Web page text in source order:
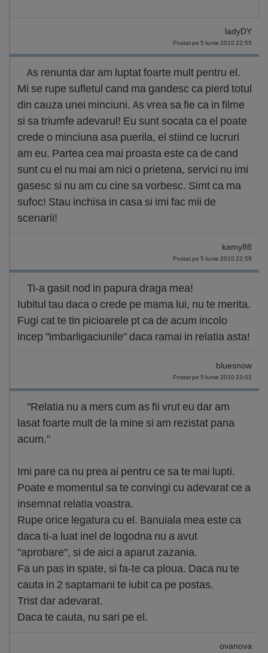
ladyDY
Postat pe 5 Iunie 2010 22:55
As renunta dar am luptat foarte mult pentru el.
Mi se rupe sufletul cand ma gandesc ca pierd totul
din cauza unei minciuni. As vrea sa fie ca in filme
si sa triumfe adevarul! Eu sunt socata ca el poate
crede o minciuna asa puerila, el stiind ce lucruri
am eu. Partea cea mai proasta este ca de cand
sunt cu el nu mai am nici o prietena, servici nu imi
gasesc si nu am cu cine sa vorbesc. Simt ca ma
sufoc! Stau inchisa in casa si imi fac mii de
scenarii!
kamy88
Postat pe 5 Iunie 2010 22:59
Ti-a gasit nod in papura draga mea!
Iubitul tau daca o crede pe mama lui, nu te merita.
Fugi cat te tin picioarele pt ca de acum incolo
incep "imbarligaciunile" daca ramai in relatia asta!
bluesnow
Postat pe 5 Iunie 2010 23:01
"Relatia nu a mers cum as fii vrut eu dar am
lasat foarte mult de la mine si am rezistat pana
acum."
Imi pare ca nu prea ai pentru ce sa te mai lupti.
Poate e momentul sa te convingi cu adevarat ce a
insemnat relatia voastra.
Rupe orice legatura cu el. Banuiala mea este ca
daca ti-a luat inel de logodna nu a avut
"aprobare", si de aici a aparut zazania.
Fa un pas in spate, si fa-te ca ploua. Daca nu te
cauta in 2 saptamani te iubit ca pe postas.
Trist dar adevarat.
Daca te cauta, nu sari pe el.
ovanova